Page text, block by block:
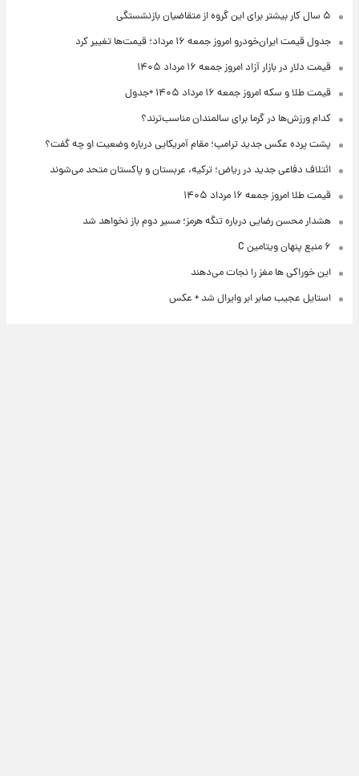
۵ سال کار بیشتر برای این گروه از متقاضیان بازنشستگی
جدول قیمت ایران‌خودرو امروز جمعه ۱۶ مرداد؛ قیمت‌ها تغییر کرد
قیمت دلار در بازار آزاد امروز جمعه ۱۶ مرداد ۱۴۰۵
قیمت طلا و سکه امروز جمعه ۱۶ مرداد ۱۴۰۵ +جدول
کدام ورزش‌ها در گرما برای سالمندان مناسب‌ترند؟
پشت پرده عکس جدید ترامپ؛ مقام آمریکایی درباره وضعیت او چه گفت؟
ائتلاف دفاعی جدید در ریاض؛ ترکیه، عربستان و پاکستان متحد می‌شوند
قیمت طلا امروز جمعه ۱۶ مرداد ۱۴۰۵
هشدار محسن رضایی درباره تنگه هرمز؛ مسیر دوم باز نخواهد شد
۶ منبع پنهان ویتامین C
این خوراکی ها مغز را نجات می‌دهند
استایل عجیب صابر ابر وایرال شد + عکس